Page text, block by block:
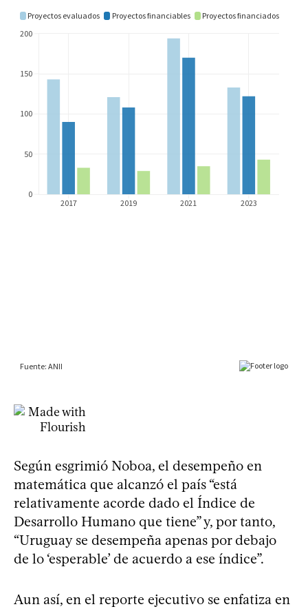
Según esgrimió Noboa, el desempeño en
matemática que alcanzó el país “está
relativamente acorde dado el Índice de
Desarrollo Humano que tiene” y, por tanto,
“Uruguay se desempeña apenas por debajo
de lo ‘esperable’ de acuerdo a ese índice”.
Aun así, en el reporte ejecutivo se enfatiza en